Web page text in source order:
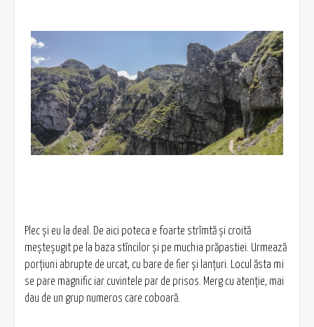
Plec și eu la deal. De aici poteca e foarte strîmtă și croită
meșteșugit pe la baza stîncilor și pe muchia prăpastiei. Urmează
porțiuni abrupte de urcat, cu bare de fier și lanțuri. Locul ăsta mi
se pare magnific iar cuvintele par de prisos. Merg cu atenție, mai
dau de un grup numeros care coboară.